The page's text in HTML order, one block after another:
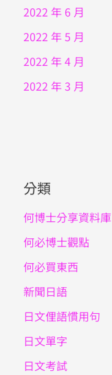
2022 年 6 月
2022 年 5 月
2022 年 4 月
2022 年 3 月
分類
何博士分享資料庫
何必博士觀點
何必買東西
新聞日語
日文俚語慣用句
日文單字
日文考試